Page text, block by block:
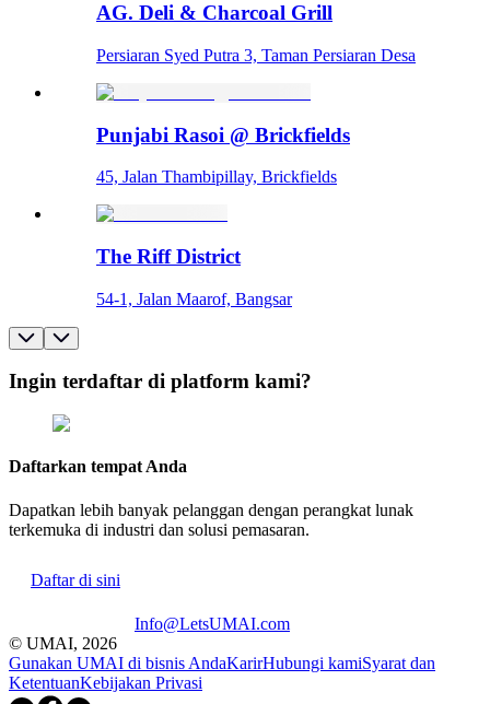
AG. Deli & Charcoal Grill
Persiaran Syed Putra 3, Taman Persiaran Desa
Punjabi Rasoi @ Brickfields
45, Jalan Thambipillay, Brickfields
The Riff District
54-1, Jalan Maarof, Bangsar
Ingin terdaftar di platform kami?
Daftarkan tempat Anda
Dapatkan lebih banyak pelanggan dengan perangkat lunak
terkemuka di industri dan solusi pemasaran.
Daftar di sini
Info@LetsUMAI.com
© UMAI, 2026
Gunakan UMAI di bisnis AndaKarirHubungi kamiSyarat dan
KetentuanKebijakan Privasi